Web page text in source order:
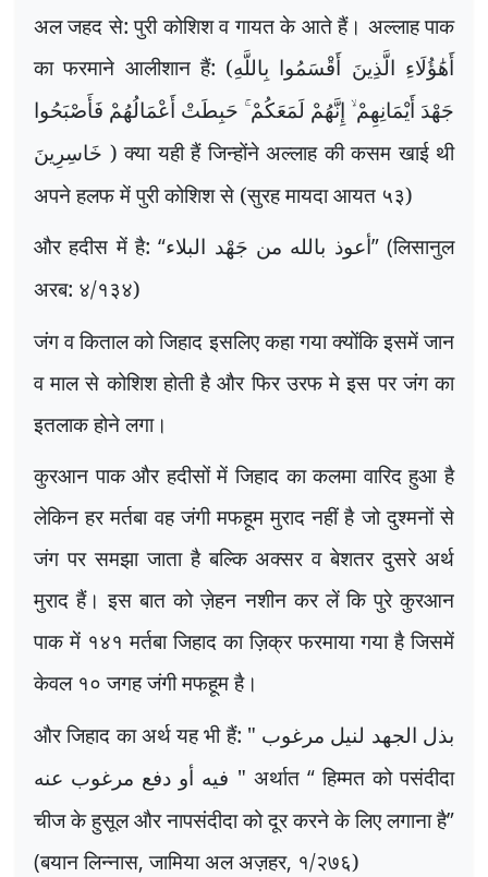
अल जहदसे: पुरी कोशिश व गायत के आते हैं। अल्लाह पाक
का फरमाने आलीशान हैं: (أَهَٰؤُلَاءِ الَّذِينَ أَقْسَمُوا بِاللَّهِ
جَهْدَ أَيْمَانِهِمْ ۙ إِنَّهُمْ لَمَعَكُمْ ۚ حَبِطَتْ أَعْمَالُهُمْ فَأَصْبَحُوا
خَاسِرِينَ ) क्या यही हैं जिन्होंने अल्लाह की कसम खाई थी
अपने हलफ में पुरी कोशिश से (सुरह मायदा आयत ५३)
और हदीस में है:“أعوذ بالله من جَھْد البلاء ” (लिसानुल
अरब: ४/१३४)
जंग व किताल को जिहाद इसलिए कहा गया क्योंकि इसमें जान
व माल से कोशिश होती है और फिर उरफमेइस पर जंग का
इतलाक होने लगा।
कुरआन पाक और हदीसों में जिहाद का कलमा वारिद हुआ है
लेकिन हर मर्तबा वह जंगी मफहूम मुराद नहीं है जो दुश्मनों से
जंग पर समझा जाता है बल्कि अक्सर व बेशतर दुसरे अर्थ
मुराद हैं। इस बात को ज़ेहन नशीन कर लें कि पुरे कुरआन
पाक में १४१ मर्तबा जिहाद का ज़िक्र फरमाया गया है जिसमें
केवल १० जगह जंगी मफहूम है।
और जिहाद का अर्थ यह भी हैं: " بذل الجهد لنيل مرغوب
فيه أو دفع مرغوب عنه " अर्थात “हिम्मत को पसंदीदा
चीज के हुसूल और नापसंदीदा को दूर करने के लिए लगाना है”
(बयान लिन्नास,जामिया अल अज़हर, १/२७६)